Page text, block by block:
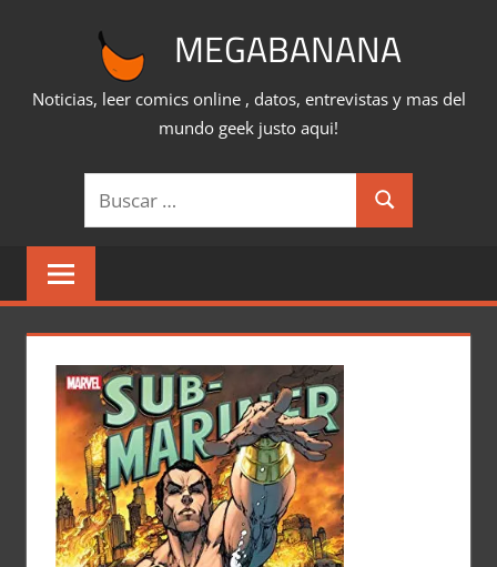
MEGABANANA
Noticias, leer comics online , datos, entrevistas y mas del
mundo geek justo aqui!
Buscar:
Buscar